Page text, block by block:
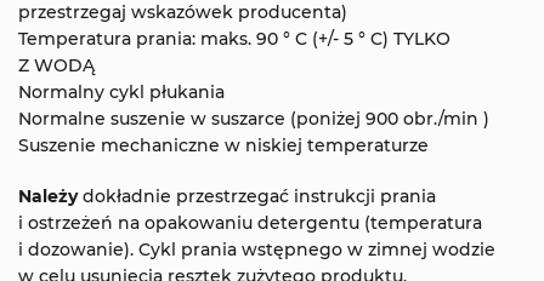
przestrzegaj wskazówek producenta)
Temperatura prania: maks. 90 ° C (+/- 5 ° C) TYLKO
Z WODĄ
Normalny cykl płukania
Normalne suszenie w suszarce (poniżej 900 obr./min )
Suszenie mechaniczne w niskiej temperaturze
Należy dokładnie przestrzegać instrukcji prania
i ostrzeżeń na opakowaniu detergentu (temperatura
i dozowanie). Cykl prania wstępnego w zimnej wodzie
w celu usunięcia resztek zużytego produktu.